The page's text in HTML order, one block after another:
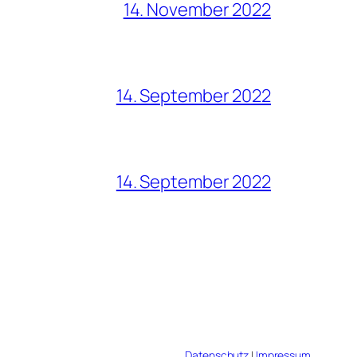
14. November 2022
14. September 2022
14. September 2022